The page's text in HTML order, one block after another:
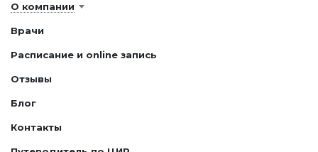
О компании
Врачи
Расписание и online запись
Отзывы
Блог
Контакты